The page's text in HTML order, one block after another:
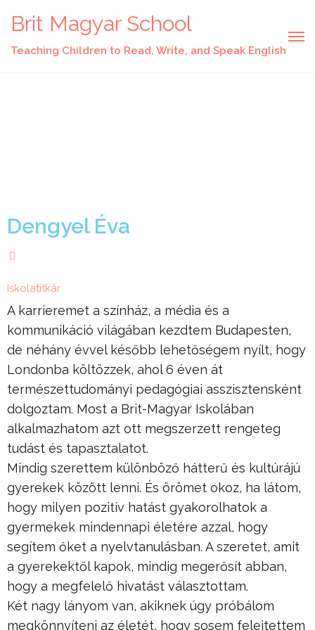
Brit Magyar School
Teaching Children to Read, Write, and Speak English
Dengyel Éva
Iskolatitkár
A karrieremet a színház, a média és a
kommunikáció világában kezdtem Budapesten,
de néhány évvel később lehetőségem nyílt, hogy
Londonba költözzek, ahol 6 éven át
természettudományi pedagógiai asszisztensként
dolgoztam. Most a Brit-Magyar Iskolában
alkalmazhatom azt ott megszerzett rengeteg
tudást és tapasztalatot.
Mindig szerettem különböző hátterű és kultúrájú
gyerekek között lenni. És örömet okoz, ha látom,
hogy milyen pozitív hatást gyakorolhatok a
gyermekek mindennapi életére azzal, hogy
segítem őket a nyelvtanulásban. A szeretet, amit
a gyerekektől kapok, mindig megerősít abban,
hogy a megfelelő hivatást választottam.
Két nagy lányom van, akiknek úgy próbálom
megkönnyíteni az életét, hogy sosem felejtettem